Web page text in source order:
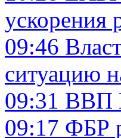
ускорения
09:46
ситуацию
09:31 ВВП
09:17 ФБР